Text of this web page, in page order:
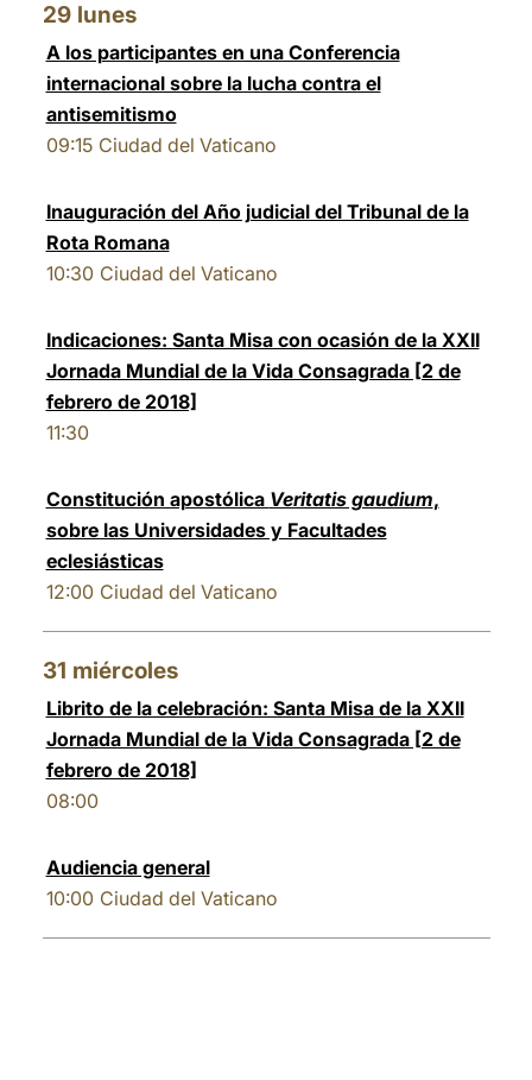
29 lunes
A los participantes en una Conferencia
internacional sobre la lucha contra el
antisemitismo
09:15 Ciudad del Vaticano
Inauguración del Año judicial del Tribunal de la
Rota Romana
10:30 Ciudad del Vaticano
Indicaciones: Santa Misa con ocasión de la XXII
Jornada Mundial de la Vida Consagrada [2 de
febrero de 2018]
11:30
Constitución apostólica Veritatis gaudium,
sobre las Universidades y Facultades
eclesiásticas
12:00 Ciudad del Vaticano
31 miércoles
Librito de la celebración: Santa Misa de la XXII
Jornada Mundial de la Vida Consagrada [2 de
febrero de 2018]
08:00
Audiencia general
10:00 Ciudad del Vaticano